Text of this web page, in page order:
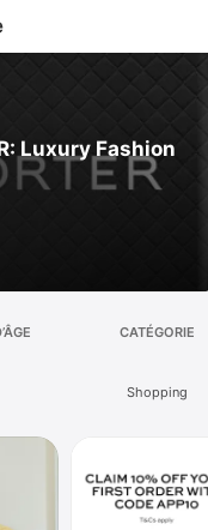
Luxury Fashion
CATÉGORIE
Shopping